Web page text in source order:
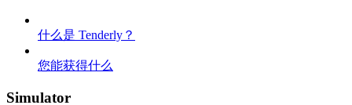
什么是 Tenderly？
您能获得什么
Simulator